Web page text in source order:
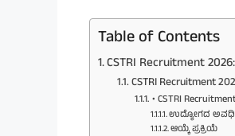
Table of Contents
CSTRI Recruitment
CSTRI Recruitment
• CSTRI
ಉದ್ಯೋಗದ ಅವಧಿ
ಆಯ್ಕೆ ಪ್ರಕ್ರಿಯೆ